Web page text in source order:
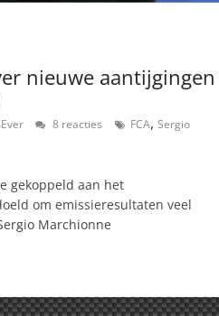
nieuwe aantijgingen
8 reacties FCA, Sergio
gekoppeld aan het
om emissieresultaten veel
Marchionne